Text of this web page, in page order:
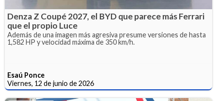
Denza Z Coupé 2027, el BYD que parece más Ferrari
que el propio Luce
Además de una imagen más agresiva presume versiones de hasta
1,582 HP y velocidad máxima de 350 km/h.
Esaú Ponce
Viernes, 12 de junio de 2026